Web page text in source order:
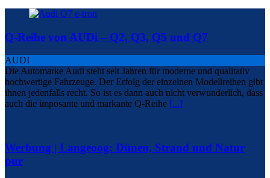
Q-Reihe von AUDi – Q2, Q3, Q5 und Q7
AUDI
Die Automarke Audi steht seit Jahren für moderne und qualitativ
hochwertige Fahrzeuge. Der Erfolg der einzelnen Modellreihen gibt
ihnen jedenfalls recht. So ist es dann auch nicht verwunderlich, dass
auch die imposante und markante Q-Reihe [...]
Werbung | Langeoog: Dünen, Strand und Natur
pur